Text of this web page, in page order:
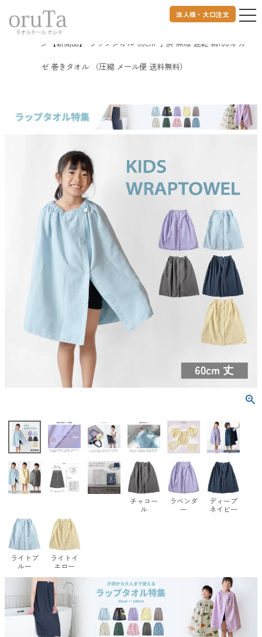
法人様・大口注文
トップページ
【新商品】 ラップタオル 60cm 子供 無地 速乾 綿100% ガー
ゼ 巻きタオル （圧縮 メール便 送料無料）
チャコー
ル
ラベンダ
ー
ディープ
ネイビー
ライトブ
ルー
ライトイ
エロー